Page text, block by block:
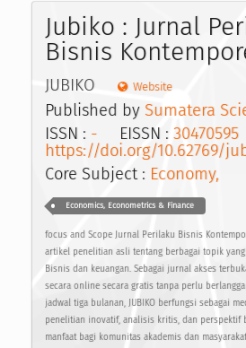
Jubiko : Jurnal
Bisnis
JUBIKO Website
Published by Sumatera
ISSN : - EISSN : 30470595
https://doi.org/10.62769/
Core Subject : Economy,
Economics, Econometrics & Finance
focus and Scope Jurnal Perilaku Bisnis
artikel penelitian asli tentang berbagai topik
Bisnis dan keuangan. Sebagai jurnal akses
secara online secara gratis tanpa perlu
jadwal tiga bulanan, JUBIKO berfungsi sebagai
penelitian inovatif, analisis kritis, dan perspektif
manfaat bagi komunitas akademis dan